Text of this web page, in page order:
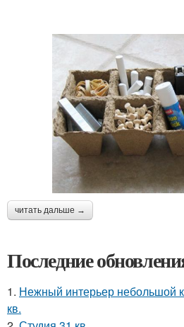
читать дальше →
Последние
1. Нежный интерьер небольшой
кв.